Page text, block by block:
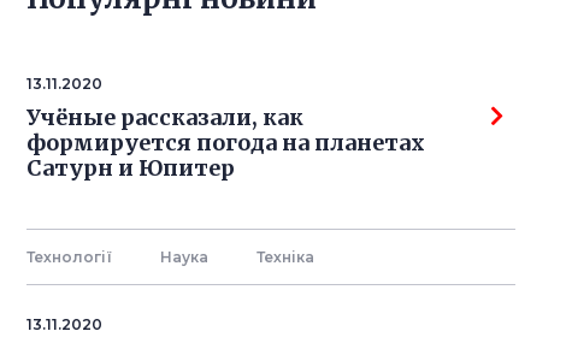
13.11.2020
Учёные рассказали, как
формируется погода на планетах
Сатурн и Юпитер
Технології Наука Технiка
13.11.2020